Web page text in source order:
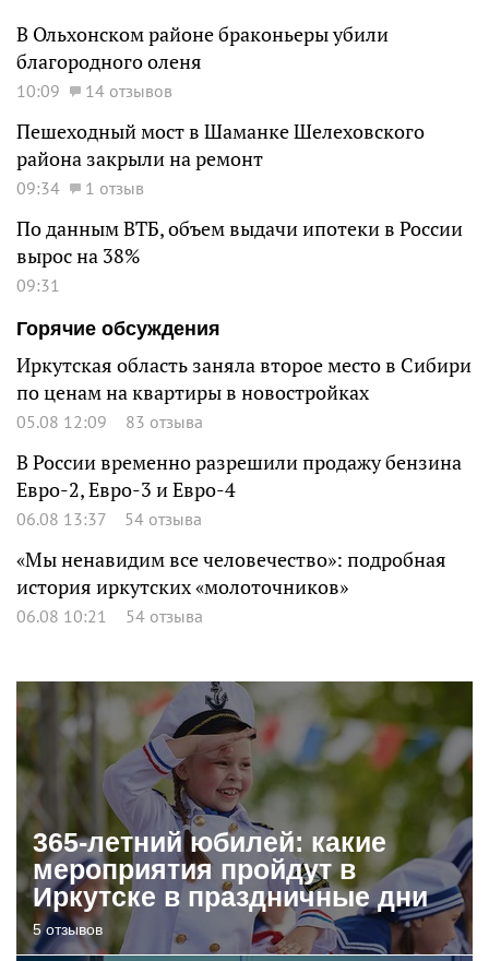
В Ольхонском районе браконьеры убили
благородного оленя
10:09 14 отзывов
Пешеходный мост в Шаманке Шелеховского
района закрыли на ремонт
09:34 1 отзыв
По данным ВТБ, объем выдачи ипотеки в России
вырос на 38%
09:31
Горячие обсуждения
Иркутская область заняла второе место в Сибири
по ценам на квартиры в новостройках
05.08 12:09 83 отзыва
В России временно разрешили продажу бензина
Евро-2, Евро-3 и Евро-4
06.08 13:37 54 отзыва
«Мы ненавидим все человечество»: подробная
история иркутских «молоточников»
06.08 10:21 54 отзыва
365-летний юбилей: какие
мероприятия пройдут в
Иркутске в праздничные дни
5 отзывов